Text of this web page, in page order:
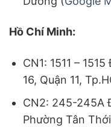
Hồ Chí Minh:
CN1: 1511 –
16, Quận 11,
CN2: 245-245A
Phường Tân